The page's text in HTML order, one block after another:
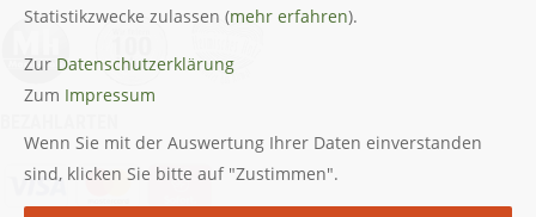
Statistikzwecke zulassen (mehr erfahren).
Zur Datenschutzerklärung
Zum Impressum
Wenn Sie mit der Auswertung Ihrer Daten einverstanden
sind, klicken Sie bitte auf "Zustimmen".